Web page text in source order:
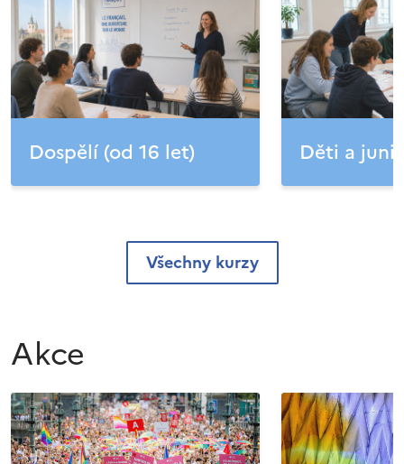
Dospělí (od 16 let) Děti a
Všechny kurzy
Akce